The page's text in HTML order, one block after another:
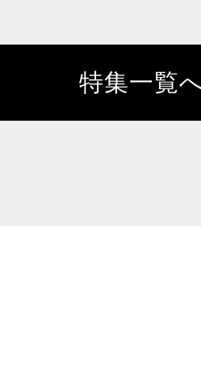
特集一覧